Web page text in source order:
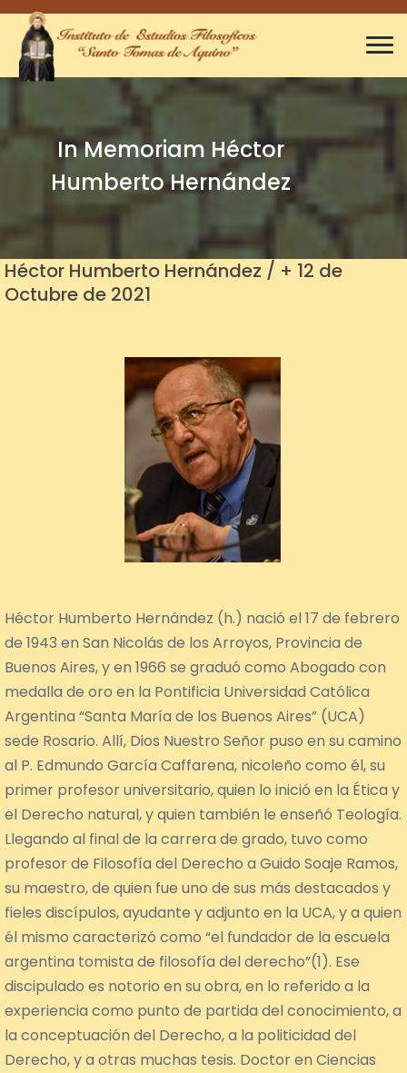
In Memoriam Héctor
Humberto Hernández
Héctor Humberto Hernández / + 12 de
Octubre de 2021
Héctor Humberto Hernández (h.) nació el 17 de febrero
de 1943 en San Nicolás de los Arroyos, Provincia de
Buenos Aires, y en 1966 se graduó como Abogado con
medalla de oro en la Pontificia Universidad Católica
Argentina “Santa María de los Buenos Aires” (UCA)
sede Rosario. Allí, Dios Nuestro Señor puso en su camino
al P. Edmundo García Caffarena, nicoleño como él, su
primer profesor universitario, quien lo inició en la Ética y
el Derecho natural, y quien también le enseñó Teología.
Llegando al final de la carrera de grado, tuvo como
profesor de Filosofía del Derecho a Guido Soaje Ramos,
su maestro, de quien fue uno de sus más destacados y
fieles discípulos, ayudante y adjunto en la UCA, y a quien
él mismo caracterizó como “el fundador de la escuela
argentina tomista de filosofía del derecho”(1). Ese
discipulado es notorio en su obra, en lo referido a la
experiencia como punto de partida del conocimiento, a
la conceptuación del Derecho, a la politicidad del
Derecho, y a otras muchas tesis. Doctor en Ciencias